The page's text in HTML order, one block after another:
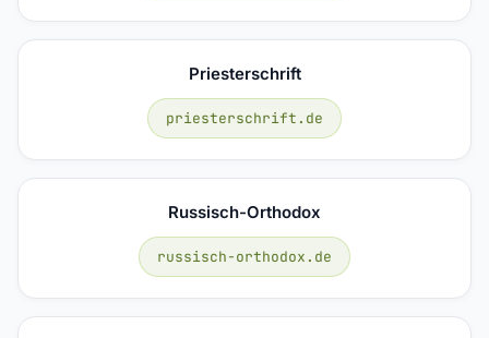
Priesterschrift
priesterschrift.de
Russisch-Orthodox
russisch-orthodox.de